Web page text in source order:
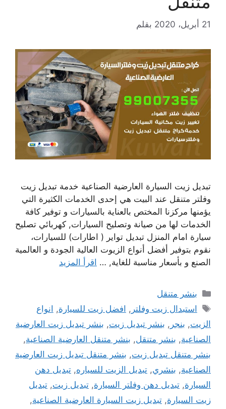
21 أبريل، 2020 بقلم
تبديل زيت السيارة العارضية الصناعية خدمة تبديل زيت
وفلتر متنقل عند البيت هي إحدى الخدمات الكثيرة التي
يؤمنها مركزنا المختص بالعناية بالسيارات و توفير كافة
الخدمات لها من صيانة وتصليح السيارات, كهربائي تصليح
سيارة امام المنزل تبديل تواير ( اطارات) للسيارات،
نقوم بتوفير أفضل أنواع الزيوت العالية الجودة و العالمية
الصنع و بأسعار مناسبة للغاية, … اقرأ المزيد
التصنيفات
بنشر متنقل
الوسوم
استبدال زيت وفلتر , افضل زيت للسيارة, انواع
الزيت, بنجر , بنشر تبديل زيت, بنشر تبديل زيت العارضية
الصناعية, بنشر متنقل, بنشر متنقل العارضية الصناعية,
بنشر متنقل تبديل زيت, بنشر متنقل تبديل زيت العارضية
الصناعية, بنشري, تبديل الزيت للسياره, تبديل دهن
السيارة, تبديل دهن وفلتر السيارة, تبديل زيت, تبديل
زيت السيارة, تبديل زيت السيارة العارضية الصناعية,